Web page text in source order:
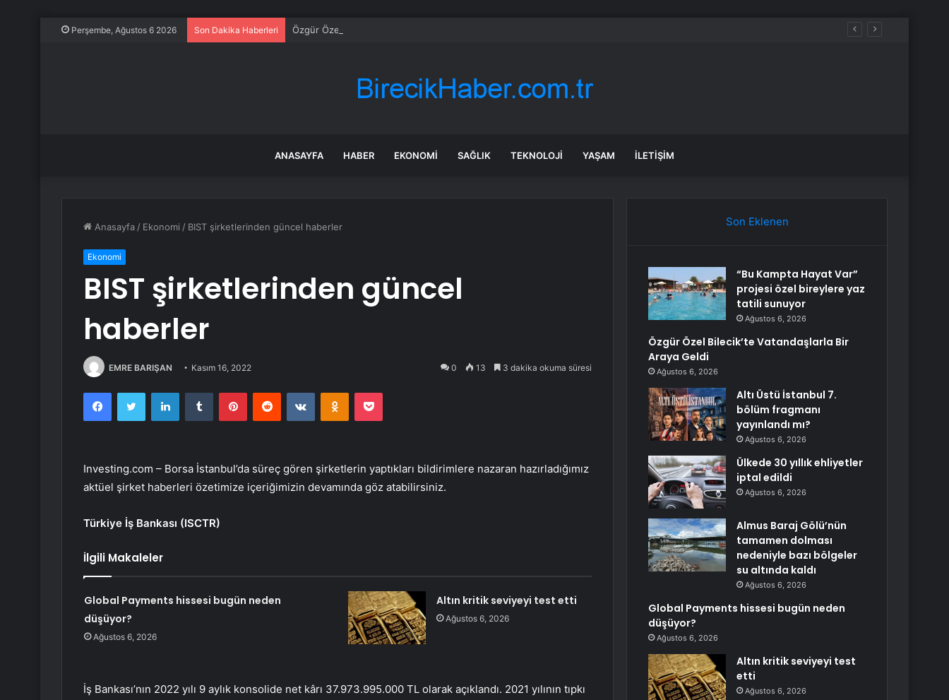
Perşembe, Ağustos 6 2026 Son Dakika Haberleri Özgür Özel Bilecik’te Vatandaşlarla Bir Araya Geldi
ANASAYFA HABER EKONOMI SAĞLIK TEKNOLOJI YAŞAM İLETIŞIM
Anasayfa / Ekonomi / BIST şirketlerinden güncel haberler
Ekonomi
BIST şirketlerinden güncel
haberler
EMRE BARIŞAN Kasım 16, 2022 0 13 3 dakika okuma süresi
FacebookTwitter LinkedInTumblr PinterestReddit VKontakteOdnoklassniki
Pocket
Investing.com – Borsa İstanbul’da süreç gören şirketlerin yaptıkları bildirimlere nazaran hazırladığımız
aktüel şirket haberleri özetimize içeriğimizin devamında göz atabilirsiniz.
Türkiye İş Bankası (ISCTR)
İlgili Makaleler
Global Payments hissesi bugün neden
düşüyor?
Ağustos 6, 2026
Altın kritik seviyeyi test etti
Ağustos 6, 2026
İş Bankası’nın 2022 yılı 9 aylık konsolide net kârı 37.973.995.000 TL olarak açıklandı. 2021 yılının tıpkı
Son Eklenen
“Bu Kampta Hayat Var”
projesi özel bireylere yaz
tatili sunuyor
Ağustos 6, 2026
Özgür Özel Bilecik’te Vatandaşlarla Bir
Araya Geldi
Ağustos 6, 2026
Altı Üstü İstanbul 7.
bölüm fragmanı
yayınlandı mı?
Ağustos 6, 2026
Ülkede 30 yıllık ehliyetler
iptal edildi
Ağustos 6, 2026
Almus Baraj Gölü’nün
tamamen dolması
nedeniyle bazı bölgeler
su altında kaldı
Ağustos 6, 2026
Global Payments hissesi bugün neden
düşüyor?
Ağustos 6, 2026
Altın kritik seviyeyi test
etti
Ağustos 6, 2026